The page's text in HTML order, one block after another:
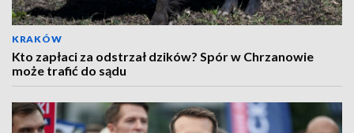
KRAKÓW
Kto zapłaci za odstrzał dzików? Spór w Chrzanowie
może trafić do sądu